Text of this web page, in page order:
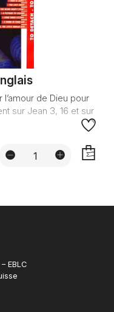
l’amour de Dieu pour
sur Jean 3, 16 et sur
EBLC